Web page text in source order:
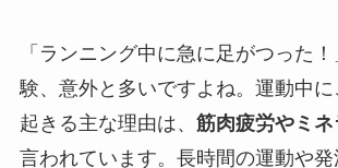
「ランニング中に急に足がつった
験、意外と多いですよね。運動中
起きる主な理由は、 筋肉疲労やミ
言われています。長時間の運動や発